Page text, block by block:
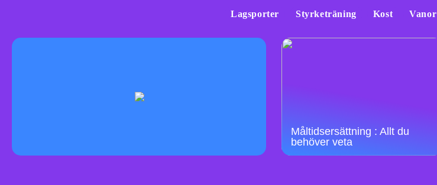
Lagsporter Styrketräning Kost Vanor
Måltidsersättning : Allt du
behöver veta